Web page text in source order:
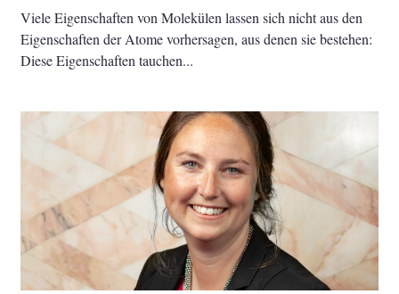
Viele Eigenschaften von Molekülen lassen sich nicht aus den
Eigenschaften der Atome vorhersagen, aus denen sie bestehen:
Diese Eigenschaften tauchen